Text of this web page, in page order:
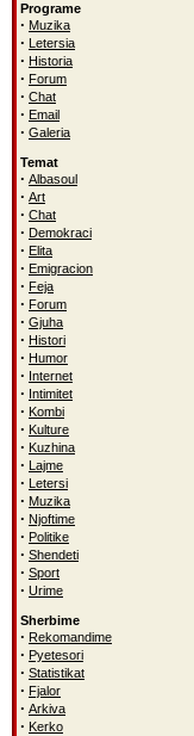
Programe
· Muzika
· Letersia
· Historia
· Forum
· Chat
· Email
· Galeria
Temat
· Albasoul
· Art
· Chat
· Demokraci
· Elita
· Emigracion
· Feja
· Forum
· Gjuha
· Histori
· Humor
· Internet
· Intimitet
· Kombi
· Kulture
· Kuzhina
· Lajme
· Letersi
· Muzika
· Njoftime
· Politike
· Shendeti
· Sport
· Urime
Sherbime
· Rekomandime
· Pyetesori
· Statistikat
· Fjalor
· Arkiva
· Kerko